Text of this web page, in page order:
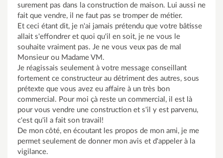
surement pas dans la construction de maison. Lui aussi ne
fait que vendre, il ne faut pas se tromper de métier.
Et ceci étant dit, je n'ai jamais prétendu que votre bâtisse
allait s'effondrer et quoi qu'il en soit, je ne vous le
souhaite vraiment pas. Je ne vous veux pas de mal
Monsieur ou Madame VM.
Je réagissais seulement à votre message conseillant
fortement ce constructeur au détriment des autres, sous
prétexte que vous avez eu affaire à un très bon
commercial. Pour moi çà reste un commercial, il est là
pour vous vendre une construction et s'il y est parvenu,
c'est qu'il a fait son travail!
De mon côté, en écoutant les propos de mon ami, je me
permet seulement de donner mon avis et d'appeler à la
vigilance.